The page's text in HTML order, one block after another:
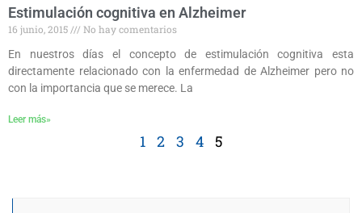
Estimulación cognitiva en Alzheimer
16 junio, 2015
No hay comentarios
En nuestros días el concepto de estimulación cognitiva esta
directamente relacionado con la enfermedad de Alzheimer pero no
con la importancia que se merece. La
Leer más»
1 2 3 4 5